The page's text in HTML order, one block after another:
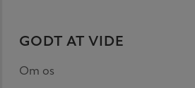
GODT AT VIDE
Om os